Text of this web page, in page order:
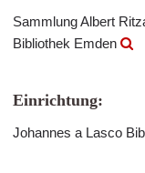
Sammlung Albert
Bibliothek Emden
Einrichtung:
Johannes a Lasco